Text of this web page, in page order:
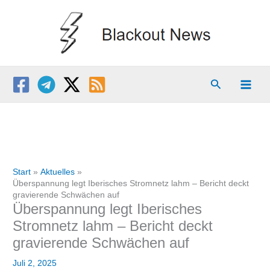
Suchen
Start
Aktuelles
Überspannung legt Iberisches Stromnetz lahm – Bericht deckt
gravierende Schwächen auf
Überspannung legt Iberisches
Stromnetz lahm – Bericht deckt
gravierende Schwächen auf
Juli 2, 2025